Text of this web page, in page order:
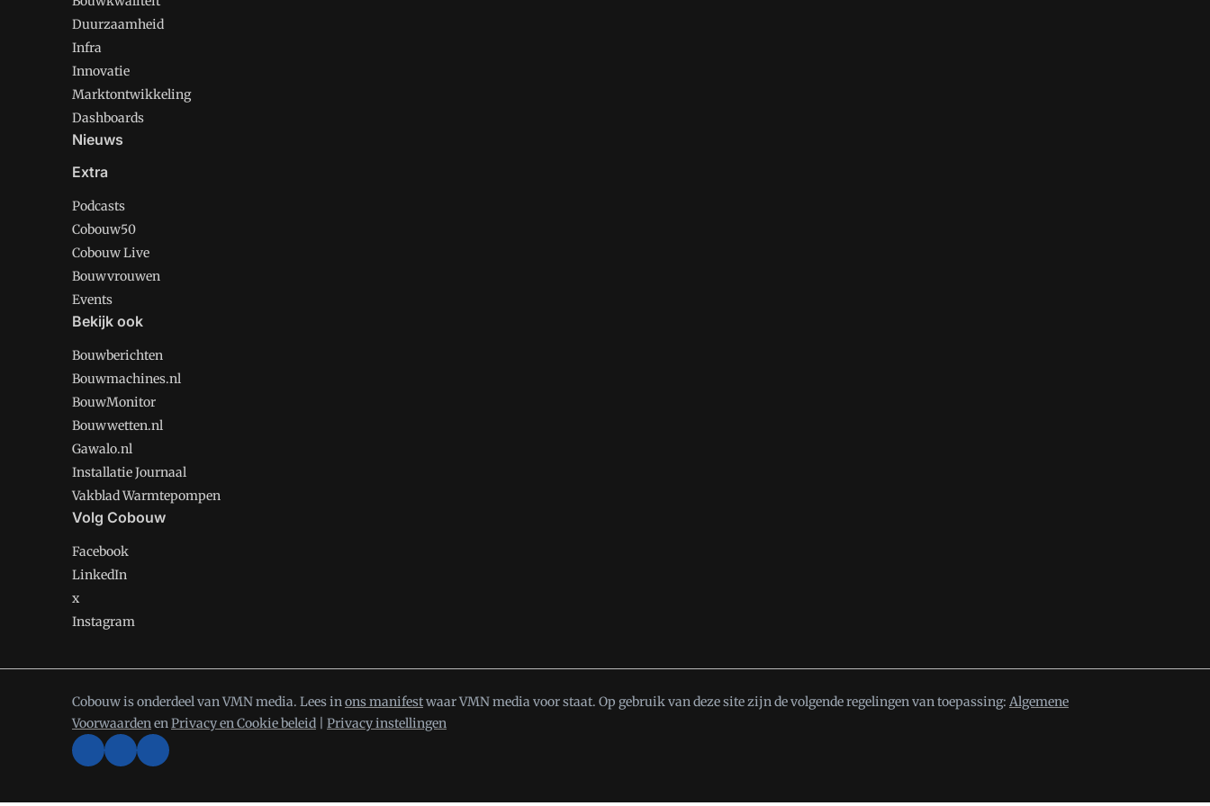
Duurzaamheid
Infra
Innovatie
Marktontwikkeling
Dashboards
Nieuws
Extra
Podcasts
Cobouw50
Cobouw Live
Bouwvrouwen
Events
Bekijk ook
Bouwberichten
Bouwmachines.nl
BouwMonitor
Bouwwetten.nl
Gawalo.nl
Installatie Journaal
Vakblad Warmtepompen
Volg Cobouw
Facebook
LinkedIn
x
Instagram
Cobouw is onderdeel van VMN media. Lees inons manifestwaar VMN media voor staat. Op gebruik van deze site zijn de volgende regelingen van toepassing: Algemene
VoorwaardenenPrivacy en Cookie beleid Privacy instellingen